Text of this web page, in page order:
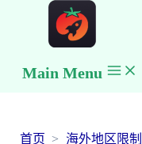
Main Menu
首页
海外地区限制